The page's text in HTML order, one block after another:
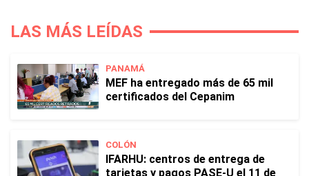
LAS MÁS LEÍDAS
PANAMÁ
MEF ha entregado más de 65 mil
certificados del Cepanim
COLÓN
IFARHU: centros de entrega de
tarjetas y pagos PASE-U el 11 de